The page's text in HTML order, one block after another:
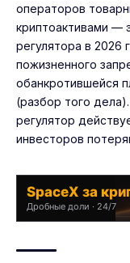
операторов
криптоактивами —
регулятора в 2026
пожизненного
обанкротившейся
(разбор того дела
регулятор
инвесторов
SpaceX за
Дробные доли · 24/7